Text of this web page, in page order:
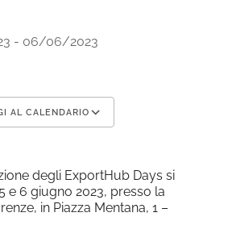
- 06/06/2023
AL CALENDARIO
degli ExportHub Days si
e 6 giugno 2023, presso la
in Piazza Mentana, 1 –